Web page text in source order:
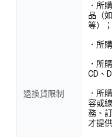
退換貨限制
．所
品（
等）；
．所
．所
CD、
．所
容或
務、
才提